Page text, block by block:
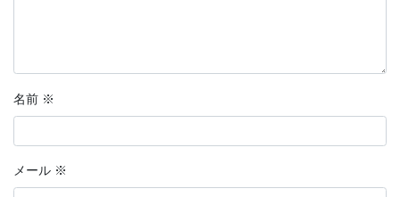
名前 ※
メール ※